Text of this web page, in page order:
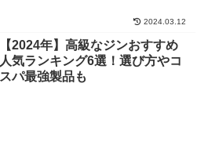
2024.03.12
【2024年】高級なジンおすすめ
人気ランキング6選！選び方やコ
スパ最強製品も